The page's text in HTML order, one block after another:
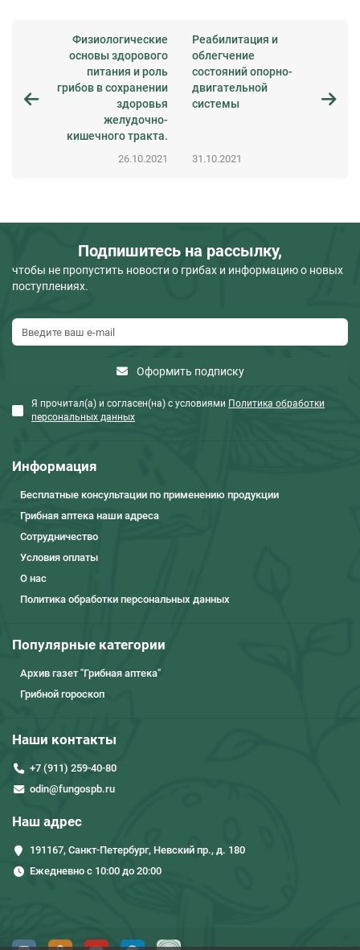
Физиологические
основы здорового
питания и роль
грибов в сохранении
здоровья
желудочно-
кишечного тракта.
26.10.2021
Реабилитация и
облегчение
состояний опорно-
двигательной
системы
31.10.2021
Подпишитесь на рассылку,
чтобы не пропустить новости о грибах и информацию о новых
поступлениях.
Оформить подписку
Я прочитал(а) и согласен(на) с условиями Политика обработки
персональных данных
Информация
Бесплатные консультации по применению продукции
Грибная аптека наши адреса
Сотрудничество
Условия оплаты
О нас
Политика обработки персональных данных
Популярные категории
Архив газет "Грибная аптека"
Грибной гороскоп
Наши контакты
+7 (911) 259-40-80
odin@fungospb.ru
Наш адрес
191167, Санкт-Петербург, Невский пр., д. 180
Ежедневно с 10:00 до 20:00